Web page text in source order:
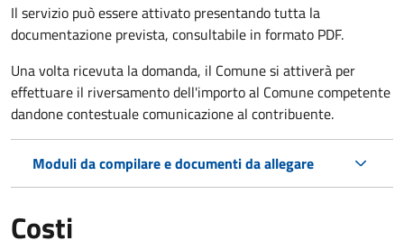
Il servizio può essere attivato presentando tutta la
documentazione prevista, consultabile in formato PDF.
Una volta ricevuta la domanda, il Comune si attiverà per
effettuare il riversamento dell'importo al Comune competente
dandone contestuale comunicazione al contribuente.
Moduli da compilare e documenti da allegare
Costi